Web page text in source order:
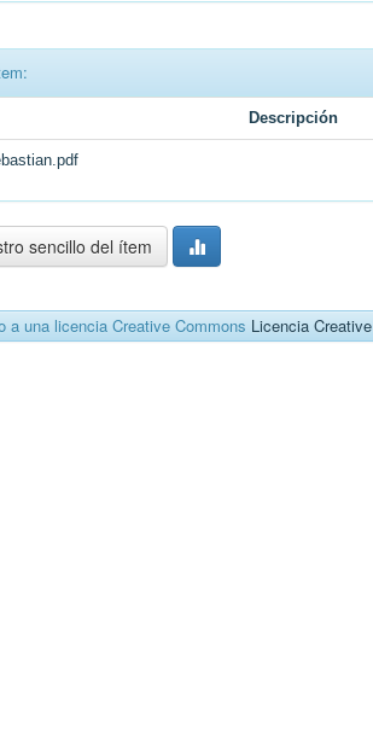
Descripción
sencillo del ítem
a una licencia Creative Commons Licencia